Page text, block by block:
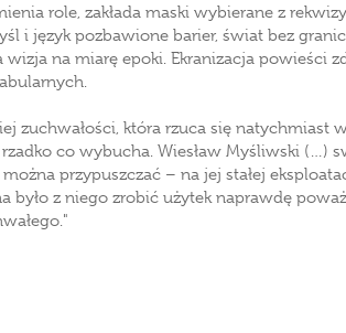
role, zakłada maski wybierane z
i język pozbawione barier, świat bez
wizja na miarę epoki. Ekranizacja powieści
zuchwałości, która rzuca się natychmiast
co wybucha. Wiesław Myśliwski (…)
przypuszczać – na jej stałej
było z niego zrobić użytek naprawdę